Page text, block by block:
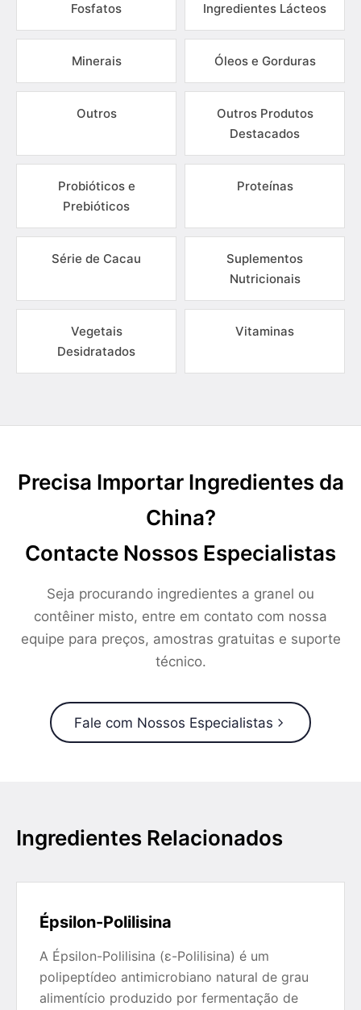
Fosfatos Ingredientes Lácteos
Minerais Óleos e Gorduras
Outros
Outros Produtos
Destacados
Probióticos e
Prebióticos
Proteínas
Série de Cacau
Suplementos
Nutricionais
Vegetais
Desidratados
Vitaminas
Precisa Importar Ingredientes da
China?
Contacte Nossos Especialistas
Seja procurando ingredientes a granel ou
contêiner misto, entre em contato com nossa
equipe para preços, amostras gratuitas e suporte
técnico.
Fale com Nossos Especialistas
Ingredientes Relacionados
Épsilon-Polilisina
A Épsilon-Polilisina (ε-Polilisina) é um
polipeptídeo antimicrobiano natural de grau
alimentício produzido por fermentação de